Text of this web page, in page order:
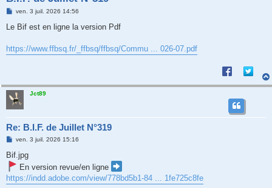
M
s
g
e
ven. 3 juil. 2026 14:56
Le Bif est en ligne la version Pdf
https://www.ffbsq.fr/_ffbsq/ffbsq/Commu ... 026-07.pdf
Jct89
Re: B.I.F. de Juillet N°319
M
s
a
g
e
ven. 3 juil. 2026 15:16
Bif.jpg
En version revue/en ligne
https://indd.adobe.com/view/778bd5b1-84 ... 1fe725c8fe